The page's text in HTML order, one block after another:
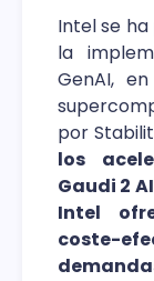
Intel se
la
GenAI,
por
los
Gaudi 2
Intel
coste-